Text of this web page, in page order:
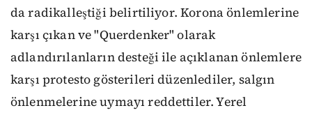
da radikalleştiği belirtiliyor. Korona önlemlerine
karşı çıkan ve "Querdenker" olarak
adlandırılanların desteği ile açıklanan önlemlere
karşı protesto gösterileri düzenlediler, salgın
önlenmelerine uymayı reddettiler. Yerel